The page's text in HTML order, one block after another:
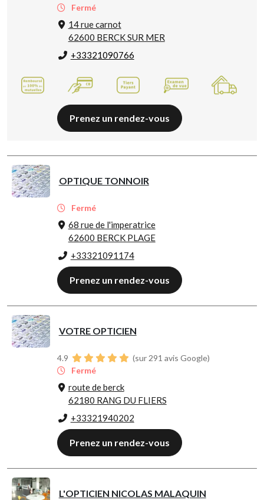
Fermé
14 rue carnot
62600 BERCK SUR MER
+33321090766
Prenez un rendez-vous
OPTIQUE TONNOIR
Fermé
68 rue de l'imperatrice
62600 BERCK PLAGE
+33321091174
Prenez un rendez-vous
VOTRE OPTICIEN
4.9
(sur 291 avis Google)
Fermé
route de berck
62180 RANG DU FLIERS
+33321940202
Prenez un rendez-vous
L'OPTICIEN NICOLAS MALAQUIN